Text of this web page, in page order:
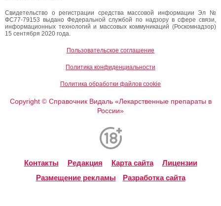
Свидетельство о регистрации средства массовой информации Эл №
ФС77-79153 выдано Федеральной службой по надзору в сфере связи,
информационных технологий и массовых коммуникаций (Роскомнадзор)
15 сентября 2020 года.
Пользовательское соглашение
Политика конфиденциальности
Политика обработки файлов cookie
Copyright ©Справочник Видаль «Лекарственные препараты в
России»
Контакты Редакция Карта сайта
Лицензии
Размещение рекламы
Разработка сайта